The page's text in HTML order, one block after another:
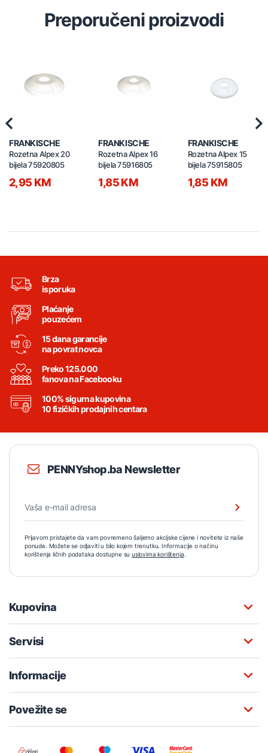
Preporučeni proizvodi
FRANKISCHE
Rozetna Alpex 20
bijela 75920805
2,95 KM
FRANKISCHE
Rozetna Alpex 16
bijela 75916805
1,85 KM
FRANKISCHE
Rozetna Alpex 15
bijela 75915805
1,85 KM
Brza
isporuka
Plaćanje
pouzećem
15 dana garancije
na povrat novca
Preko 125.000
fanova na Facebooku
100% sigurna kupovina
10 fizičkih prodajnih centara
PENNYshop.ba Newsletter
Prijavom pristajete da vam povremeno šaljemo akcijske cijene i novitete iz naše
ponude. Možete se odjaviti u bilo kojem trenutku. Informacije o načinu
korištenja ličnih podataka dostupne su uslovima korištenja.
Kupovina
Servisi
Informacije
Povežite se